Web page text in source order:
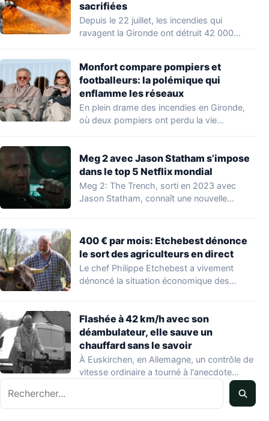
sacrifiées
Depuis le 22 juillet, les incendies qui
ravagent la Gironde ont détruit 42 000…
Monfort compare pompiers et
footballeurs: la polémique qui
enflamme les réseaux
En plein drame des incendies en Gironde,
où deux pompiers ont perdu la vie…
Meg 2 avec Jason Statham s’impose
dans le top 5 Netflix mondial
Meg 2: The Trench, sorti en 2023 avec
Jason Statham, connaît une nouvelle
400 € par mois: Etchebest dénonce
le sort des agriculteurs en direct
Le chef Philippe Etchebest a vivement
dénoncé la situation économique des
Flashée à 42 km/h avec son
déambulateur, elle sauve un
chauffard sans le savoir
À Euskirchen, en Allemagne, un contrôle de
vitesse ordinaire a tourné à l'anecdote
Rechercher